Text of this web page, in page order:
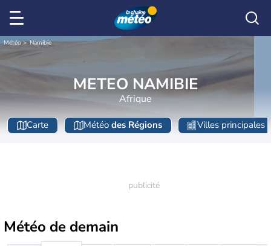
Météo Namibie
METEO NAMIBIE
Afrique
Carte Météo des Régions Villes principales
Météo de demain